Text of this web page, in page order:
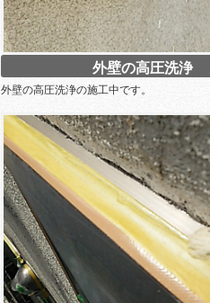
外壁の高圧洗浄
外壁の高圧洗浄の施工中です。